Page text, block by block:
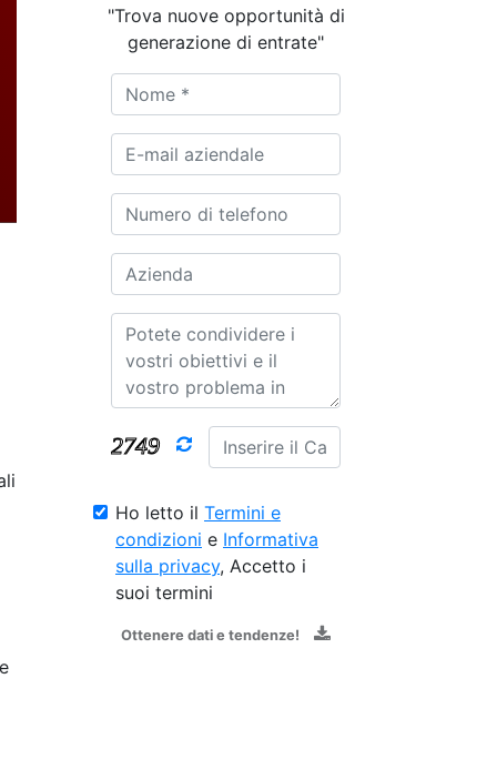
"Trova nuove opportunità di
generazione di entrate"
Ho letto il Termini e
condizioni e Informativa
sulla privacy, Accetto i
suoi termini
Ottenere dati e tendenze!